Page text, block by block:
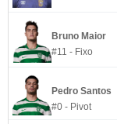
Bruno Maior
#11 - Fixo
Pedro Santos
#0 - Pivot